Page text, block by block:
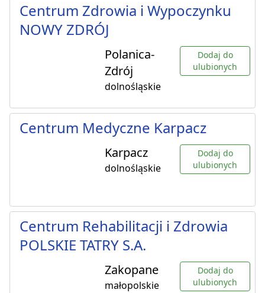
Centrum Zdrowia i Wypoczynku
NOWY ZDRÓJ
Polanica-
Zdrój
dolnośląskie
Dodaj do
ulubionych
Centrum Medyczne Karpacz
Karpacz
dolnośląskie
Dodaj do
ulubionych
Centrum Rehabilitacji i Zdrowia
POLSKIE TATRY S.A.
Zakopane
małopolskie
Dodaj do
ulubionych